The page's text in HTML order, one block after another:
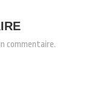
commentaire.